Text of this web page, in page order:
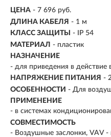
ЦЕНА - 7 696 руб.
ДЛИНА КАБЕЛЯ - 1 м
КЛАСС ЗАЩИТЫ
- IP 54
МАТЕРИАЛ - пластик
НАЗНАЧЕНИЕ
- для приведения в
НАПРЯЖЕНИЕ ПИТАНИЯ -
ОСОБЕННОСТИ - Для
ПРИМЕНЕНИЕ
- в системах
СОВМЕСТИМОСТЬ
- Воздушные заслонки, VAV